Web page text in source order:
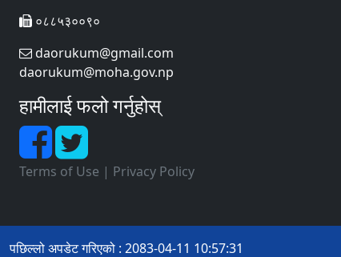
०८८५३००९०
daorukum@gmail.com
daorukum@moha.gov.np
हामीलाई फलो गर्नुहोस्
Terms of Use | Privacy Policy
पछिल्लो अपडेट गरिएको : 2083-04-11 10:57:31